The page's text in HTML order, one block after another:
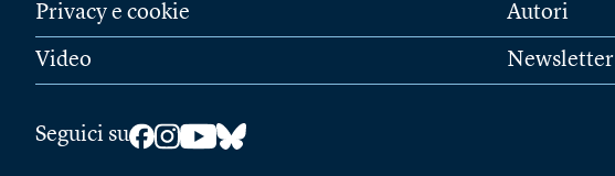
Privacy e cookie
Video
Autori
Newsletter
Seguici su